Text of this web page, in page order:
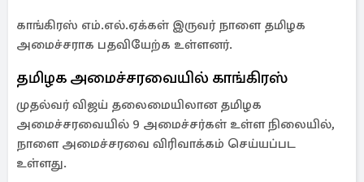
காங்கிரஸ் எம்.எல்.ஏக்கள் இருவர் நாளை தமிழக
அமைச்சராக பதவியேற்க உள்ளனர்.
தமிழக அமைச்சரவையில் காங்கிரஸ்
முதல்வர் விஜய் தலைமையிலான தமிழக
அமைச்சரவையில் 9 அமைச்சர்கள் உள்ள நிலையில்,
நாளை அமைச்சரவை விரிவாக்கம் செய்யப்பட
உள்ளது.